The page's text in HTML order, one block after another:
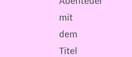
mit
dem
Titel